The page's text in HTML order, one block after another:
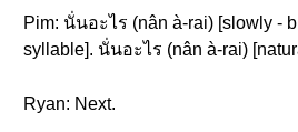
Pim: นั่นอะไร (nân à-rai) [slowly -
syllable]. นั่นอะไร (nân à-rai)
Ryan: Next.